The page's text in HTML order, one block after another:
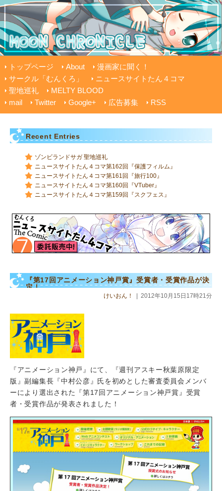
トップページ About
漫画家に聞く！
サークル「むんくろ」
ニュースサイトたん４コマ
聖地巡礼
MELTY BLOOD
mail
Twitter Google+ 広告募集 RSS
Recent Entries
ゾンビランドサガ 聖地巡礼
ニュースサイトたん４コマ第162回『保護フィルム』
ニュースサイトたん４コマ第161回『旅行100』
ニュースサイトたん４コマ第160回『VTuber』
ニュースサイトたん４コマ第159回『スクフェス』
『第17回アニメーション神戸賞』受賞者・受賞作品が決
定！
けいおん！ | 2012年10月15日17時21分
『アニメーション神戸』にて、『週刊アスキー秋葉原限定
版』副編集長『中村公彦』氏を初めとした審査委員会メンバ
ーにより選出された『第17回アニメーション神戸賞』受賞
者・受賞作品が発表されました！